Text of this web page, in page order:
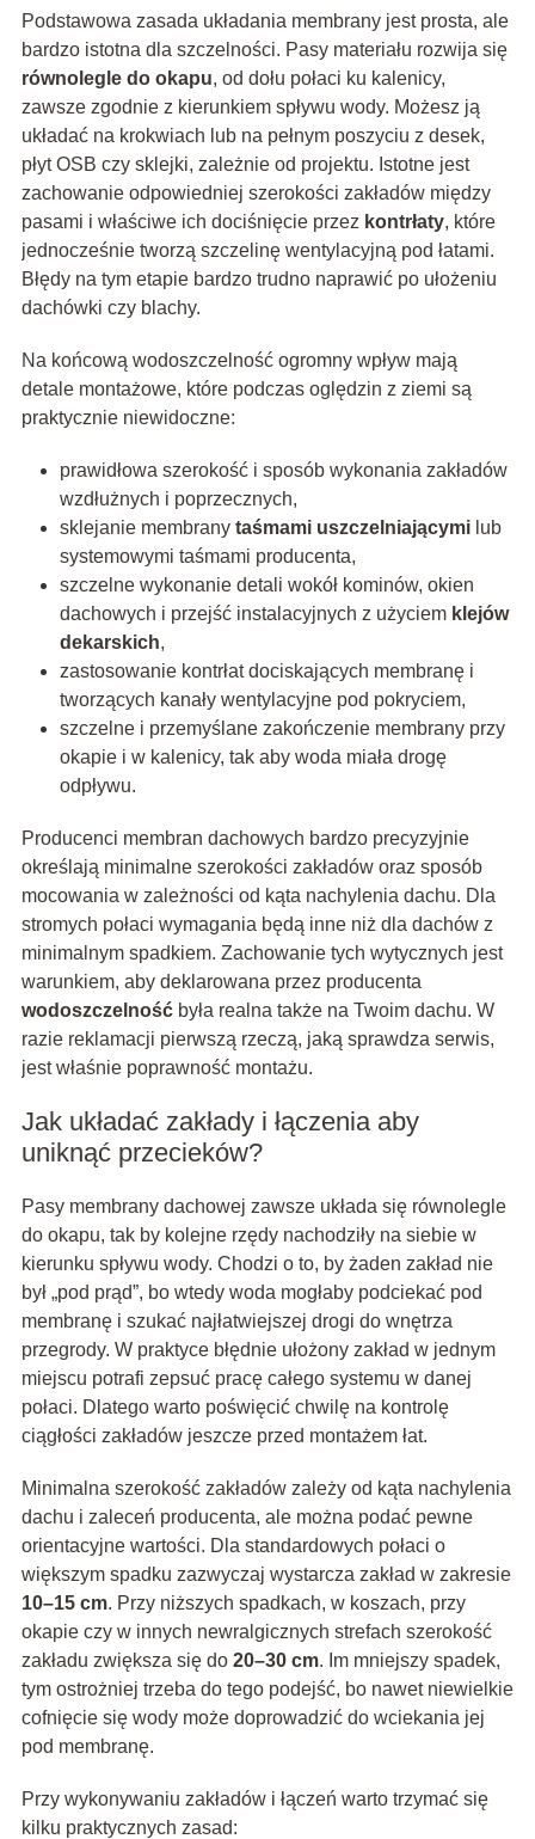
Podstawowa zasada układania membrany jest prosta, ale
bardzo istotna dla szczelności. Pasy materiału rozwija się
równolegle do okapu, od dołu połaci ku kalenicy,
zawsze zgodnie z kierunkiem spływu wody. Możesz ją
układać na krokwiach lub na pełnym poszyciu z desek,
płyt OSB czy sklejki, zależnie od projektu. Istotne jest
zachowanie odpowiedniej szerokości zakładów między
pasami i właściwe ich dociśnięcie przez kontrłaty, które
jednocześnie tworzą szczelinę wentylacyjną pod łatami.
Błędy na tym etapie bardzo trudno naprawić po ułożeniu
dachówki czy blachy.
Na końcową wodoszczelność ogromny wpływ mają
detale montażowe, które podczas oględzin z ziemi są
praktycznie niewidoczne:
prawidłowa szerokość i sposób wykonania zakładów
wzdłużnych i poprzecznych,
sklejanie membrany taśmami uszczelniającymilub
systemowymi taśmami producenta,
szczelne wykonanie detali wokół kominów, okien
dachowych i przejść instalacyjnych z użyciem klejów
dekarskich,
zastosowanie kontrłat dociskających membranę i
tworzących kanały wentylacyjne pod pokryciem,
szczelne i przemyślane zakończenie membrany przy
okapie i w kalenicy, tak aby woda miała drogę
odpływu.
Producenci membran dachowych bardzo precyzyjnie
określają minimalne szerokości zakładów oraz sposób
mocowania w zależności od kąta nachylenia dachu. Dla
stromych połaci wymagania będą inne niż dla dachów z
minimalnym spadkiem. Zachowanie tych wytycznych jest
warunkiem, aby deklarowana przez producenta
wodoszczelnośćbyła realna także na Twoim dachu. W
razie reklamacji pierwszą rzeczą, jaką sprawdza serwis,
jest właśnie poprawność montażu.
Jak układać zakłady i łączenia aby
uniknąć przecieków?
Pasy membrany dachowej zawsze układa się równolegle
do okapu, tak by kolejne rzędy nachodziły na siebie w
kierunku spływu wody. Chodzi o to, by żaden zakład nie
był „pod prąd”, bo wtedy woda mogłaby podciekać pod
membranę i szukać najłatwiejszej drogi do wnętrza
przegrody. W praktyce błędnie ułożony zakład w jednym
miejscu potrafi zepsuć pracę całego systemu w danej
połaci. Dlatego warto poświęcić chwilę na kontrolę
ciągłości zakładów jeszcze przed montażem łat.
Minimalna szerokość zakładów zależy od kąta nachylenia
dachu i zaleceń producenta, ale można podać pewne
orientacyjne wartości. Dla standardowych połaci o
większym spadku zazwyczaj wystarcza zakład w zakresie
10–15 cm. Przy niższych spadkach, w koszach, przy
okapie czy w innych newralgicznych strefach szerokość
zakładu zwiększa się do 20–30 cm. Im mniejszy spadek,
tym ostrożniej trzeba do tego podejść, bo nawet niewielkie
cofnięcie się wody może doprowadzić do wciekania jej
pod membranę.
Przy wykonywaniu zakładów i łączeń warto trzymać się
kilku praktycznych zasad: